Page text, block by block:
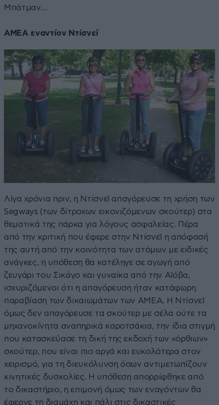
Μπάτμαν…
ΑΜΕΑ εναντίον Ντίσνεϊ
Λίγα χρόνια πριν, η Ντίσνεϊ απαγόρευσε τη χρήση των
Segways (των δίτροχων εικονιζόμενων σκούτερ) στα
θεματικά της πάρκα για λόγους ασφαλείας. Πέρα
από την κριτική που έφερε στην Ντίσνεϊ η απόφασή
της αυτή από την κοινότητα των ατόμων με ειδικές
ανάγκες, η υπόθεση θα κατέληγε σε αγωγή από
ζευγάρι του Σικάγο και γυναίκα από την Αϊόβα,
ισχυριζόμενοι ότι η απαγόρευση ήταν κατάφωρη
παραβίαση των δικαιωμάτων των ΑΜΕΑ. Η Ντίσνεϊ
όμως δεν απαγόρευσε τα σκούτερ με σέλα ούτε τα
μηχανοκίνητα αναπηρικά καροτσάκια, την ίδια στιγμή
που κατασκεύασε τη δική της εκδοχή των «όρθιων»
σκούτερ, που είναι πιο αργά και ευκολότερα στον
χειρισμό, για τη διευκόλυνση όσων αντιμετωπίζουν
κινητικές δυσκολίες. Η υπόθεση απορρίφθηκε από
το δικαστήριο, η επιμονή όμως των εναγόντων θα
έφερνε τη διαμάχη και πάλι στις δικαστικές